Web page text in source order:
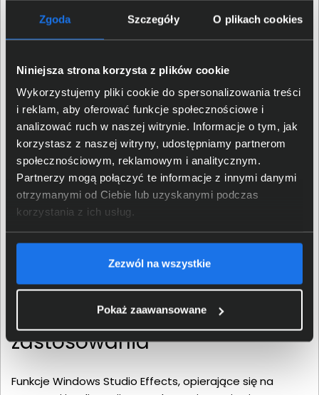
Zgoda Szczegóły O plikach cookies
Niniejsza strona korzysta z plików cookie
Wykorzystujemy pliki cookie do spersonalizowania treści
i reklam, aby oferować funkcje społecznościowe i
analizować ruch w naszej witrynie. Informacje o tym, jak
korzystasz z naszej witryny, udostępniamy partnerom
społecznościowym, reklamowym i analitycznym.
Partnerzy mogą połączyć te informacje z innymi danymi
otrzymanymi od Ciebie lub uzyskanymi podczas
korzystania z ich usług.
Zezwól na wszystkie
Pokaż zaawansowane
dostarczą bardziej pomysłowe i angażujące treści.
Właściciele firm będą mogli usprawnić je dzięki
jedynie kilka potencjalnych przykładów wykorzystania
sztucznej inteligencji.
Codzienne i niecodzienne
zastosowania
Funkcje Windows Studio Effects, opierające się na